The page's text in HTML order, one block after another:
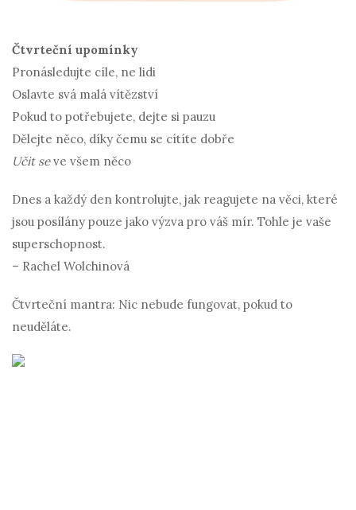
Čtvrteční upomínky
Pronásledujte cíle, ne lidi
Oslavte svá malá vítězství
Pokud to potřebujete, dejte si pauzu
Dělejte něco, díky čemu se cítíte dobře
Učit seve všem něco
Dnes a každý den kontrolujte, jak reagujete na věci, které
jsou posílány pouze jako výzva pro váš mír. Tohle je vaše
superschopnost.
– Rachel Wolchinová
Čtvrteční mantra: Nic nebude fungovat, pokud to
neuděláte.